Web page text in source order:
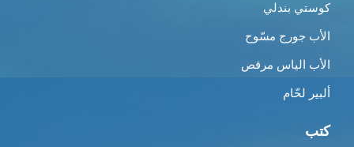
كوستي بندلي
الأب جورج مسّوح
الأب الياس مرقص
ألبير لحّام
كتب